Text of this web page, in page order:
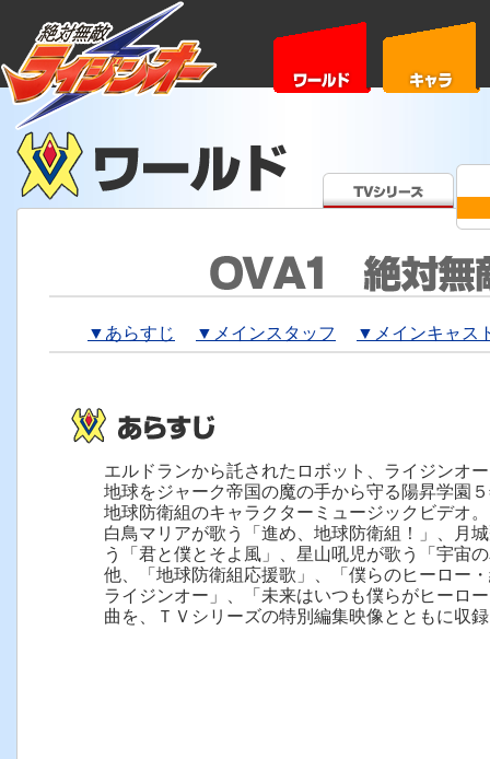
▼あらすじ ▼メインスタッフ ▼メインキャス
エルドランから託されたロボット、ライジンオ
地球をジャーク帝国の魔の手から守る陽昇学園
地球防衛組のキャラクターミュージックビデオ。
白鳥マリアが歌う「進め、地球防衛組！」、月
う「君と僕とそよ風」、星山吼児が歌う「宇宙
他、「地球防衛組応援歌」、「僕らのヒーロー
ライジンオー」、「未来はいつも僕らがヒーロ
曲を、ＴＶシリーズの特別編集映像とともに収